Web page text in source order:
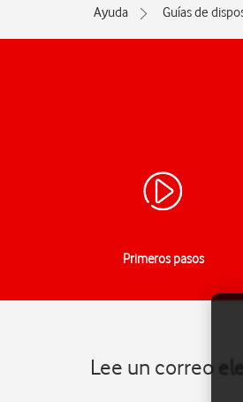
Ayuda Guías de
Primeros pasos
Lee un correo